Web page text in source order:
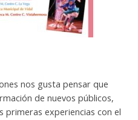
nos gusta pensar que
de nuevos públicos,
primeras experiencias con el